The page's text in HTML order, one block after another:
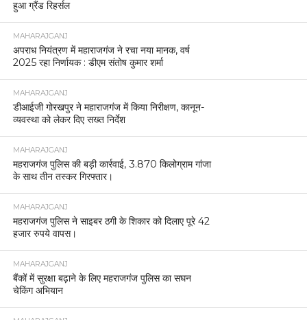
हुआ ग्रैंड रिहर्सल
MAHARAJGANJ
अपराध नियंत्रण में महाराजगंज ने रचा नया मानक, वर्ष
2025 रहा निर्णायक : डीएम संतोष कुमार शर्मा
MAHARAJGANJ
डीआईजी गोरखपुर ने महाराजगंज में किया निरीक्षण, कानून-
व्यवस्था को लेकर दिए सख्त निर्देश
MAHARAJGANJ
महराजगंज पुलिस की बड़ी कार्रवाई, 3.870 किलोग्राम गांजा
के साथ तीन तस्कर गिरफ्तार।
MAHARAJGANJ
महराजगंज पुलिस ने साइबर ठगी के शिकार को दिलाए पूरे 42
हजार रुपये वापस।
MAHARAJGANJ
बैंकों में सुरक्षा बढ़ाने के लिए महराजगंज पुलिस का सघन
चेकिंग अभियान